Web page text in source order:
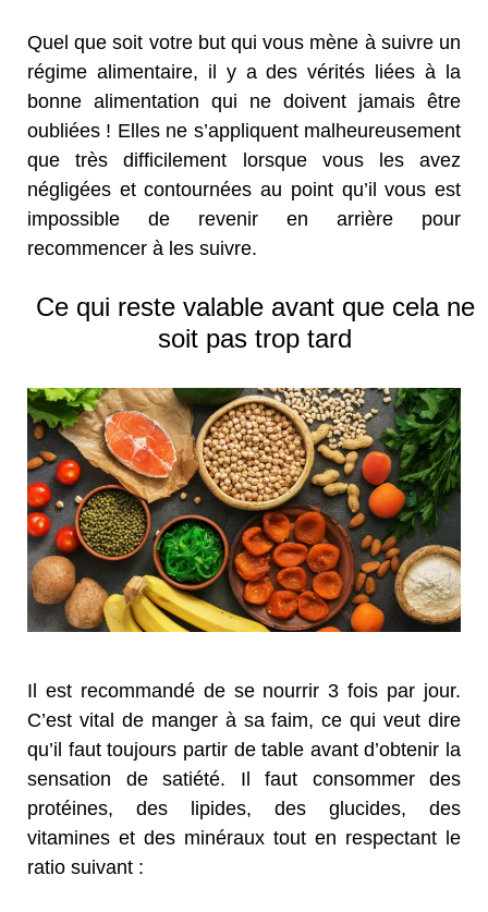
Quel que soit votre but qui vous mène à suivre un
régime alimentaire, il y a des vérités liées à la
bonne alimentation qui ne doivent jamais être
oubliées ! Elles ne s’appliquent malheureusement
que très difficilement lorsque vous les avez
négligées et contournées au point qu’il vous est
impossible de revenir en arrière pour
recommencer à les suivre.
Ce qui reste valable avant que cela ne
soit pas trop tard
Il est recommandé de se nourrir 3 fois par jour.
C’est vital de manger à sa faim, ce qui veut dire
qu’il faut toujours partir de table avant d’obtenir la
sensation de satiété. Il faut consommer des
protéines, des lipides, des glucides, des
vitamines et des minéraux tout en respectant le
ratio suivant :